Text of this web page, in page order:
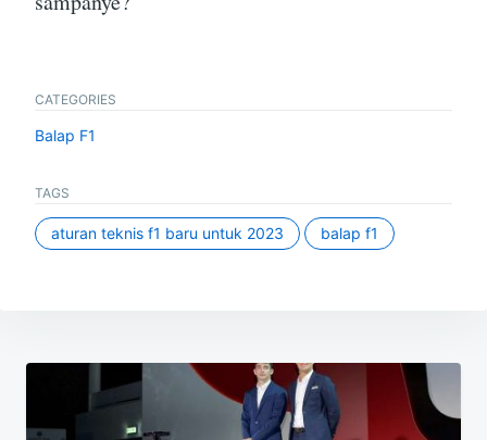
CATEGORIES
Balap F1
TAGS
aturan teknis f1 baru untuk 2023 balap f1
N